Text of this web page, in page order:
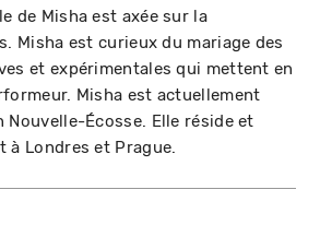
de Misha est axée sur la
Misha est curieux du mariage des
et expérimentales qui mettent en
Misha est actuellement
Nouvelle-Écosse. Elle réside et
à Londres et Prague.